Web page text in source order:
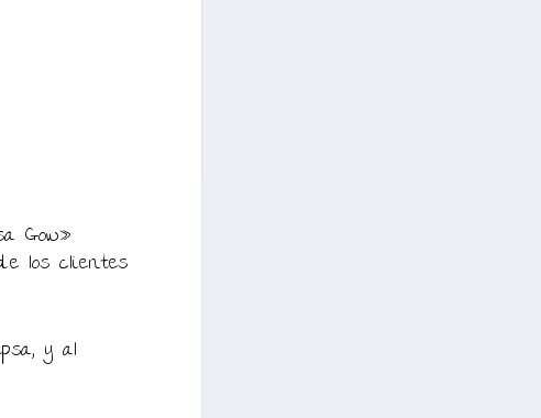
Gow»
los clientes
y al